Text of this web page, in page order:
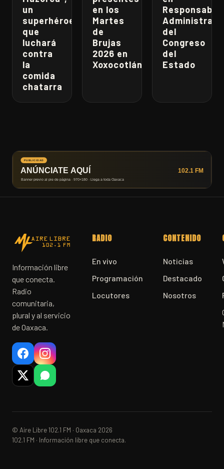
un
superhéroe
que
luchará
contra
la
comida
chatarra
en los
Martes
de
Brujas
2026 en
Xoxocotlán
del
Congreso
del
Estado
Información libre
que conecta.
Radio
comunitaria,
plural y al servicio
de Oaxaca.
RADIO
En vivo
Programación
Locutores
CONTENIDO
Noticias
Destacado
Nosotros
© Aire Libre 102.1 FM · Oaxaca 2026
102.1 FM · Información libre que conecta.